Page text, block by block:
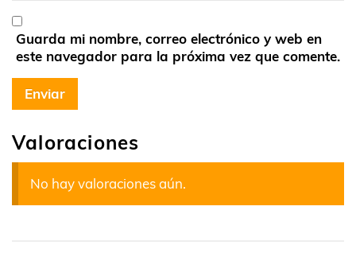
Valoraciones
No hay valoraciones aún.
Guarda mi nombre, correo electrónico y web en
este navegador para la próxima vez que comente.